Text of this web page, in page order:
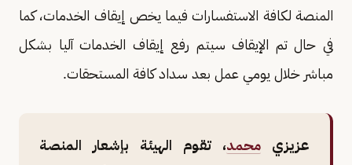
المنصة لكافة الاستفسارات فيما يخص إيقاف الخدمات، كما
في حال تم الإيقاف سيتم رفع إيقاف الخدمات آليا بشكل
مباشر خلال يومي عمل بعد سداد كافة المستحقات.
عزيزي محمد، تقوم الهيئة بإشعار المنصة